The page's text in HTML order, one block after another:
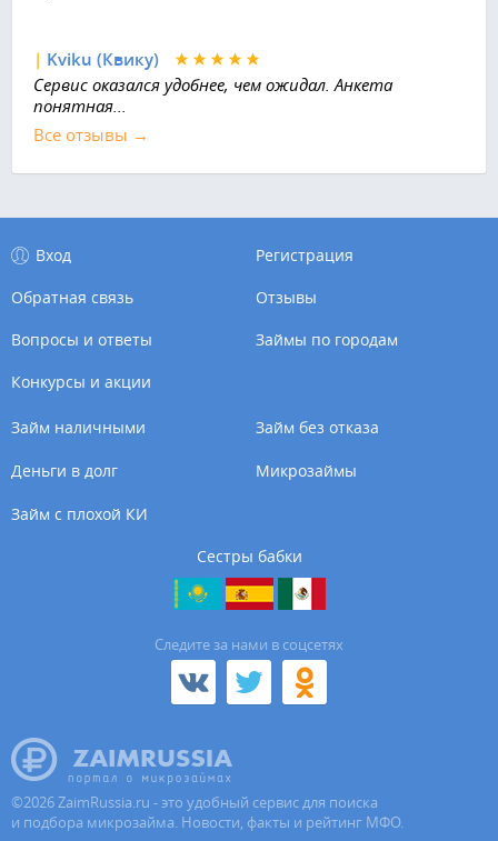
| Kviku (Квику)
Сервис оказался удобнее, чем ожидал. Анкета
понятная...
Все отзывы →
Вход
Регистрация
Обратная связь
Отзывы
Вопросы и ответы
Займы по городам
Конкурсы и акции
Займ наличными Займ без отказа
Деньги в долг Микрозаймы
Займ с плохой КИ
Сестры бабки
Cледите за нами в соцсетях
©2026ZaimRussia.ru - это удобный сервис для поиска
и подбора микрозайма. Новости, факты и рейтинг МФО.